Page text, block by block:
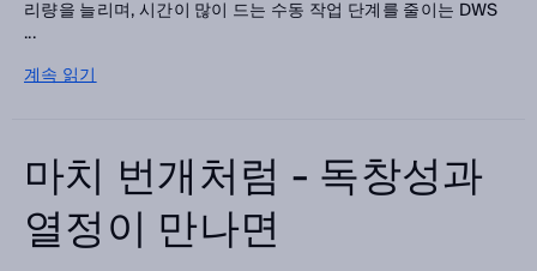
리량을 늘리며, 시간이 많이 드는 수동 작업 단계를 줄이는 DWS
...
계속 읽기
마치 번개처럼 - 독창성과
열정이 만나면